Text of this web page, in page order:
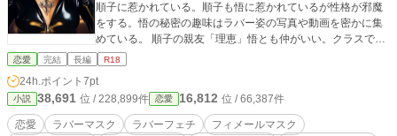
順子に惹かれている。順子も悟に惹かれているが性格が邪魔
をする。悟の秘密の趣味はラバー姿の写真や動画を密かに集
めている。 順子の親友「理恵」悟とも仲がいい。クラスで人
気者の女の子。 この物語は「順子」を中心に物語が展開して
随所に出てきます。フェチな読者向けの内容になっていま
す。 注）本作品の画像は全て生成AIで作成されたものを使用
しています。
恋愛 完結 長編 R18
24h.ポイント 7pt
小説 38,691 位 / 228,899件 恋愛 16,812 位 / 66,387件
恋愛 ラバーマスク ラバーフェチ
フィメールマスク